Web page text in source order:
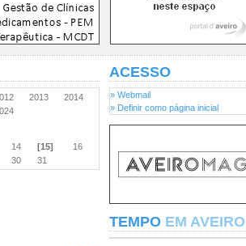
2013
2014
14 [15]
16
30 31
ACESSO
» Webmail
» Definir como página inicial
TEMPO EM AVEIRO